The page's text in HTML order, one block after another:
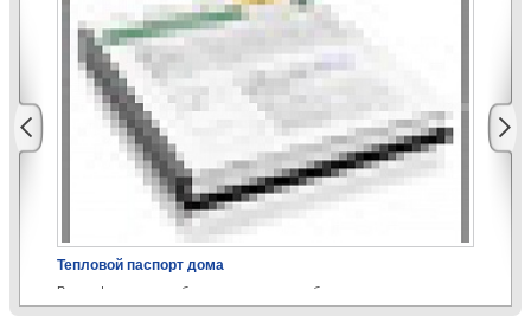
Тепловой паспорт дома
Вся информация, собранная в процессе обследования,